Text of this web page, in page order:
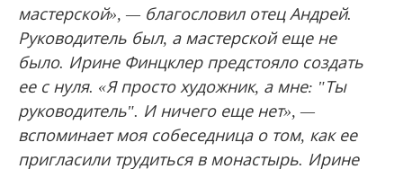
мастерской», — благословил отец Андрей.
Руководитель был, а мастерской еще не
было. Ирине Финцклер предстояло создать
ее с нуля. «Я просто художник, а мне: "Ты
руководитель". И ничего еще нет», —
вспоминает моя собеседница о том, как ее
пригласили трудиться в монастырь. Ирине